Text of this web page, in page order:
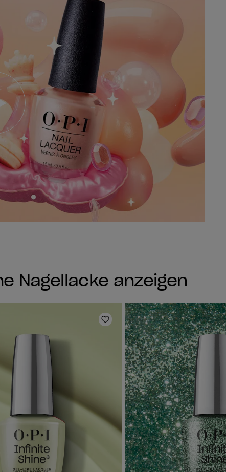
Nagellacke anzeigen
Zur Wunschliste hinzufügen